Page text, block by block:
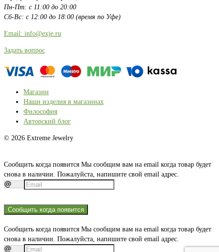
Пн-Пт: с 11:00 до 20:00
Сб-Вс: с 12:00 до 18:00 (время по Уфе)
Email: info@exje.ru
Задать вопрос
Магазин
Наши изделия в магазинах
Философия
Авторский блог
© 2026 Extreme Jewelry
Сообщить когда появится Мы сообщим вам на email когда товар будет
снова в наличии. Пожалуйста, напишите свой email адрес.
Сообщить когда появится
Сообщить когда появится Мы сообщим вам на email когда товар будет
снова в наличии. Пожалуйста, напишите свой email адрес.